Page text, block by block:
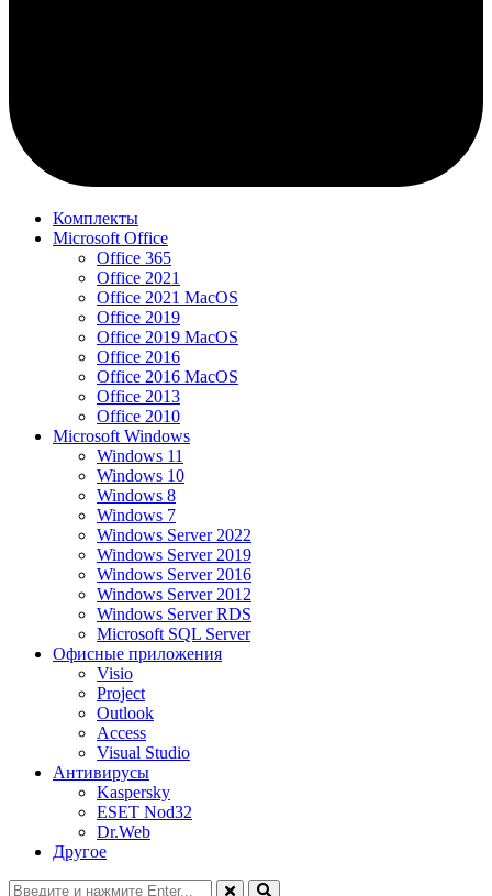
Комплекты
Microsoft Office
Office 365
Office 2021
Office 2021 MacOS
Office 2019
Office 2019 MacOS
Office 2016
Office 2016 MacOS
Office 2013
Office 2010
Microsoft Windows
Windows 11
Windows 10
Windows 8
Windows 7
Windows Server 2022
Windows Server 2019
Windows Server 2016
Windows Server 2012
Windows Server RDS
Microsoft SQL Server
Офисные приложения
Visio
Project
Outlook
Access
Visual Studio
Антивирусы
Kaspersky
ESET Nod32
Dr.Web
Другое